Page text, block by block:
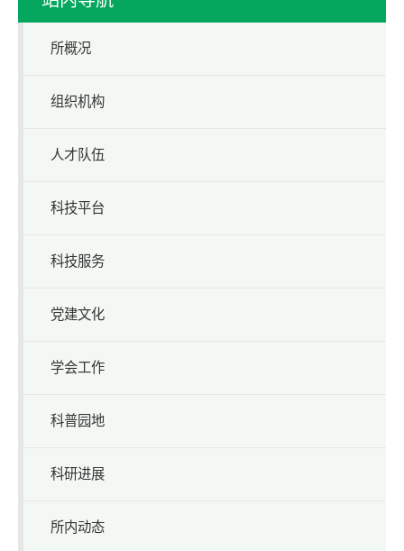
所概况
组织机构
人才队伍
科技平台
科技服务
党建文化
学会工作
科普园地
科研进展
所内动态